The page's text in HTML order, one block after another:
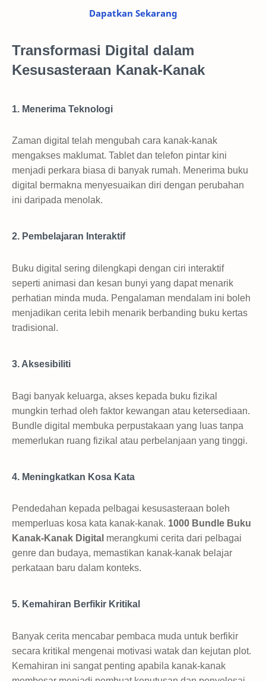
Dapatkan Sekarang
Transformasi Digital dalam
Kesusasteraan Kanak-Kanak
1. Menerima Teknologi
Zaman digital telah mengubah cara kanak-kanak
mengakses maklumat. Tablet dan telefon pintar kini
menjadi perkara biasa di banyak rumah. Menerima buku
digital bermakna menyesuaikan diri dengan perubahan
ini daripada menolak.
2. Pembelajaran Interaktif
Buku digital sering dilengkapi dengan ciri interaktif
seperti animasi dan kesan bunyi yang dapat menarik
perhatian minda muda. Pengalaman mendalam ini boleh
menjadikan cerita lebih menarik berbanding buku kertas
tradisional.
3. Aksesibiliti
Bagi banyak keluarga, akses kepada buku fizikal
mungkin terhad oleh faktor kewangan atau ketersediaan.
Bundle digital membuka perpustakaan yang luas tanpa
memerlukan ruang fizikal atau perbelanjaan yang tinggi.
4. Meningkatkan Kosa Kata
Pendedahan kepada pelbagai kesusasteraan boleh
memperluas kosa kata kanak-kanak. 1000 Bundle Buku
Kanak-Kanak Digital merangkumi cerita dari pelbagai
genre dan budaya, memastikan kanak-kanak belajar
perkataan baru dalam konteks.
5. Kemahiran Berfikir Kritikal
Banyak cerita mencabar pembaca muda untuk berfikir
secara kritikal mengenai motivasi watak dan kejutan plot.
Kemahiran ini sangat penting apabila kanak-kanak